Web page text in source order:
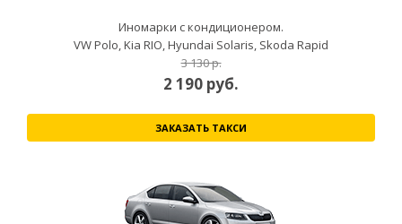
Иномарки с кондиционером.
VW Polo, Kia RIO, Hyundai Solaris, Skoda Rapid
3 130 р.
2 190 руб.
ЗАКАЗАТЬ ТАКСИ